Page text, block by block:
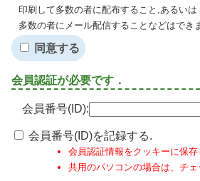
印刷して多数の者に配布すること,あるいは
多数の者にメール配信することなどはでき
同意する
会員認証が必要です．
会員番号(ID):
会員番号(ID)を記録する.
会員認証情報をクッキーに保
共用のパソコンの場合は、チ